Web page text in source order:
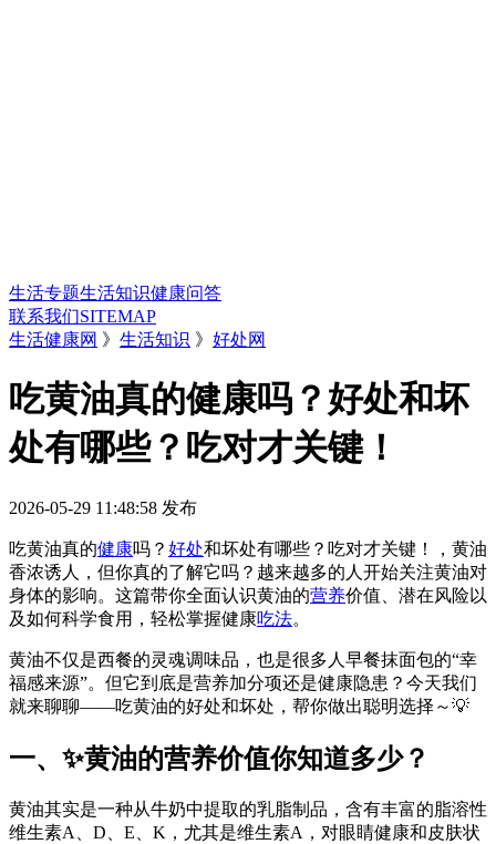
生活专题生活知识健康问答
联系我们SITEMAP
生活健康网 》 生活知识 》 好处网
吃黄油真的健康吗？好处和坏
处有哪些？吃对才关键！
2026-05-29 11:48:58 发布
吃黄油真的健康吗？ 好处和坏处有哪些？吃对才关键！，黄油
香浓诱人，但你真的了解它吗？越来越多的人开始关注黄油对
身体的影响。这篇带你全面认识黄油的营养价值、潜在风险以
及如何科学食用，轻松掌握健康吃法。
黄油不仅是西餐的灵魂调味品，也是很多人早餐抹面包的“幸
福感来源”。但它到底是营养加分项还是健康隐患？今天我们
就来聊聊——吃黄油的好处和坏处，帮你做出聪明选择～💡
一、✨黄油的营养价值你知道多少？
黄油其实是一种从牛奶中提取的乳脂制品，含有丰富的脂溶性
维生素A、D、E、K，尤其是维生素A，对眼睛健康和皮肤状